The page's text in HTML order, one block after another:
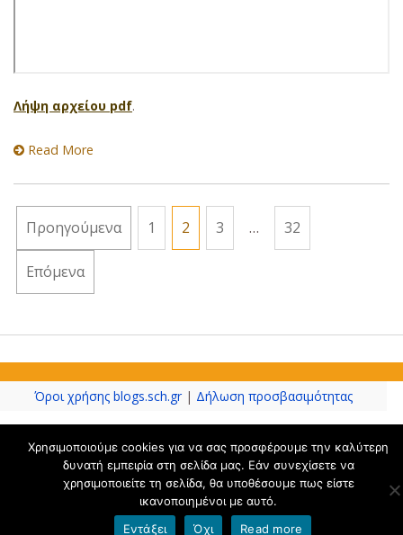
Λήψη αρχείου pdf.
Read More
Πλοήγηση
άρθρων
Προηγούμενα 1 2 3 … 32
Επόμενα
Όροι χρήσης blogs.sch.gr| Δήλωση προσβασιμότητας
Χρησιμοποιούμε cookies για να σας προσφέρουμε την καλύτερη
δυνατή εμπειρία στη σελίδα μας. Εάν συνεχίσετε να
χρησιμοποιείτε τη σελίδα, θα υποθέσουμε πως είστε
ικανοποιημένοι με αυτό.
Εντάξει
Όχι Read more